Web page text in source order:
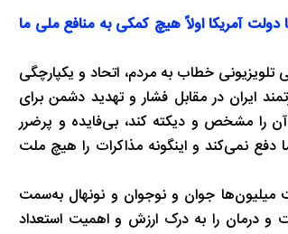
آمریکا اولاً هیچ کمکی به منافع ملی ما
خطاب به مردم، اتحاد و یکپارچگی
ایران در مقابل فشار و تهدید دشمن برای
آن را مشخص و دیکته کند، ‌بی‌فایده و پرضرر
نمی‌کند و اینگونه مذاکرات را هیچ ملت
میلیون‌ها جوان و نوجوان و نونهال به‌سمت
و درمان را به درک ارزش و اهمیت استعداد